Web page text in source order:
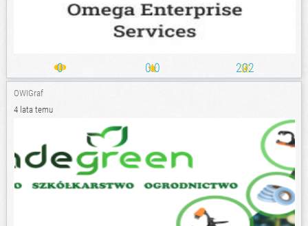
0 0.0 202
OWIGraf
4 lata temu